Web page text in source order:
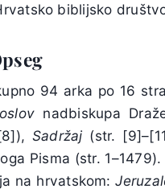
biblijsko
94 arka po 16
nadbiskupa
Sadržaj (str.
Pisma (str.
na hrvatskom: